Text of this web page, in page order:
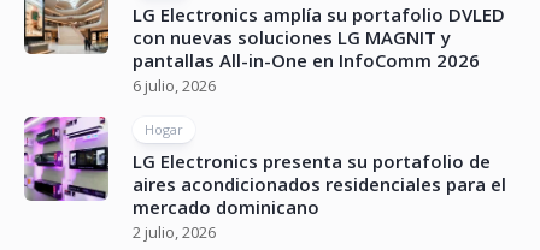
LG Electronics amplía su portafolio DVLED
con nuevas soluciones LG MAGNIT y
pantallas All-in-One en InfoComm 2026
6 julio, 2026
Hogar
LG Electronics presenta su portafolio de
aires acondicionados residenciales para el
mercado dominicano
2 julio, 2026